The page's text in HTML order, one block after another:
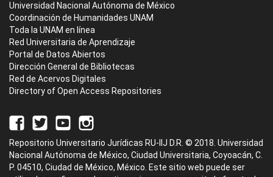
Universidad Nacional Autónoma de México
Coordinación de Humanidades UNAM
Toda la UNAM en línea
Red Universitaria de Aprendizaje
Portal de Datos Abiertos
Dirección General de Bibliotecas
Red de Acervos Digitales
Directory of Open Access Repositories
Repositorio Universitario Jurídicas RU-IIJ D.R. © 2018. Universidad
Nacional Autónoma de México, Ciudad Universitaria, Coyoacán, C.
P. 04510, Ciudad de México, México. Este sitio web puede ser